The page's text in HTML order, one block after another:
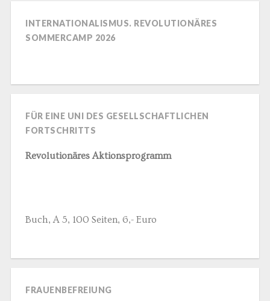
INTERNATIONALISMUS. REVOLUTIONÄRES
SOMMERCAMP 2026
FÜR EINE UNI DES GESELLSCHAFTLICHEN
FORTSCHRITTS
Revolutionäres Aktionsprogramm
Buch, A 5, 100 Seiten, 6,- Euro
FRAUENBEFREIUNG